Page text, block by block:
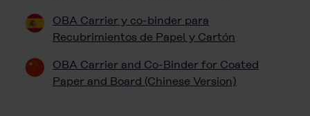
OBA Carrier y co-binder para
Recubrimientos de Papel y Cartón
OBA Carrier and Co-Binder for Coated
Paper and Board (Chinese Version)